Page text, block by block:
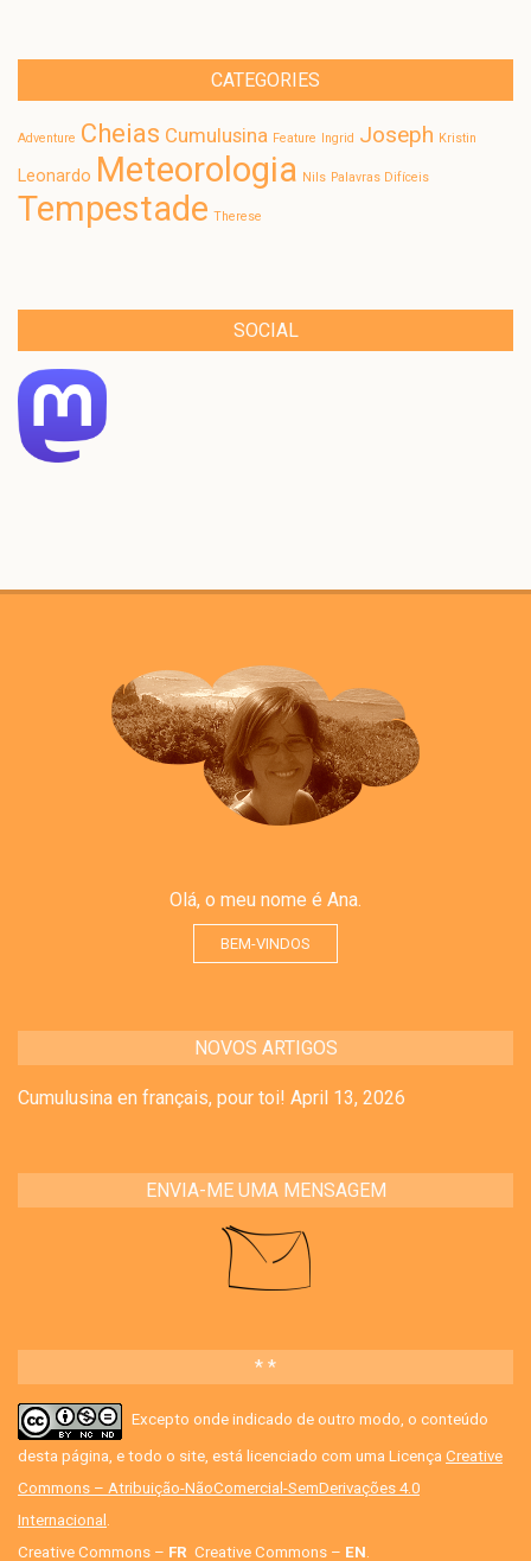
CATEGORIES
Adventure Cheias Cumulusina Feature Ingrid Joseph Kristin
Leonardo Meteorologia Nils Palavras Difíceis
Tempestade Therese
SOCIAL
Olá, o meu nome é Ana.
BEM-VINDOS
NOVOS ARTIGOS
Cumulusina en français, pour toi! April 13, 2026
ENVIA-ME UMA MENSAGEM
* *
Excepto onde indicado de outro modo, o conteúdo
desta página, e todo o site, está licenciado com uma Licença Creative
Commons – Atribuição-NãoComercial-SemDerivações 4.0
Internacional .
Creative Commons – FR Creative Commons – EN.